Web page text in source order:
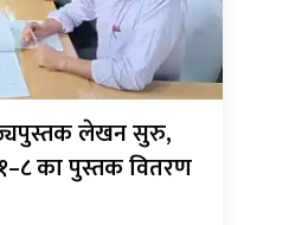
लेखन सुरु,
का पुस्तक वितरण